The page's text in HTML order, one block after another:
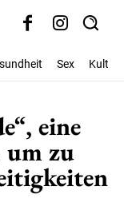
Sex Kultur
eine
um zu